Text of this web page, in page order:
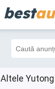
best
Altele
Filtre 3